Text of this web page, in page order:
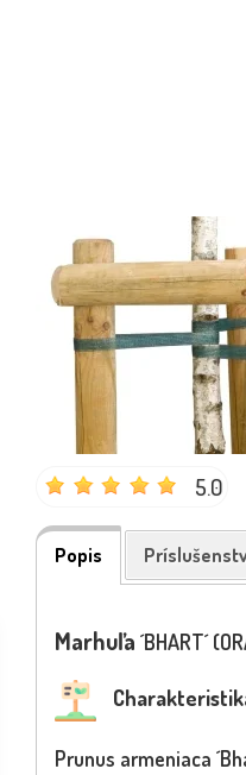
5.0
Popis
Marhuľa ´BHART´
Prunus armeniaca